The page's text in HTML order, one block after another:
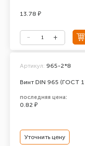
13.78 ₽
Винт DIN 965 (ГОСТ
Артикул: 965-2*8
последняя цена:
0.82 ₽
Уточнить цену